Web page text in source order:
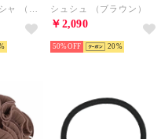
シュシュ （ブラウン）
￥2,090
50% 20